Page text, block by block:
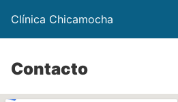
Clínica Chicamocha
Contacto